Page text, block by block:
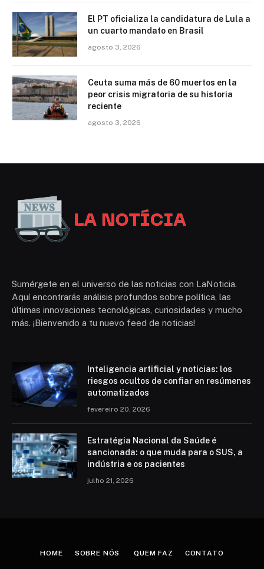
El PT oficializa la candidatura de Lula a
un cuarto mandato en Brasil
agosto 3, 2026
Ceuta suma más de 60 muertos en la
peor crisis migratoria de su historia
reciente
agosto 3, 2026
Sumérgete en el universo de las noticias con LaNoticia.
Aquí encontrarás análisis profundos sobre política, las
últimas innovaciones tecnológicas, curiosidades y mucho
más. ¡Bienvenido a tu nuevo feed de noticias!
Inteligencia artificial y noticias: los
riesgos ocultos de confiar en resúmenes
automatizados
fevereiro 20, 2026
Estratégia Nacional da Saúde é
sancionada: o que muda para o SUS, a
indústria e os pacientes
julho 21, 2026
HOME SOBRE NÓS QUEM FAZ CONTATO